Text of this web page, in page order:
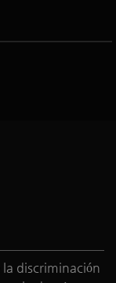
discriminación